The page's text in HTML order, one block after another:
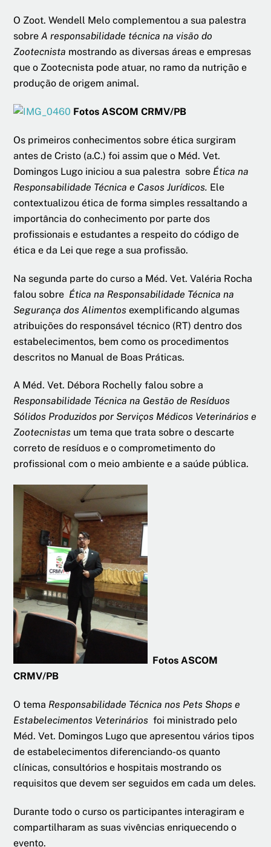
O Zoot. Wendell Melo complementou a sua palestra
sobreA responsabilidade técnica na visão do
Zootecnista mostrando as diversas áreas e empresas
que o Zootecnista pode atuar, no ramo da nutrição e
produção de origem animal.
Fotos ASCOM CRMV/PB
Os primeiros conhecimentos sobre ética surgiram
antes de Cristo (a.C.) foi assim que o Méd. Vet.
Domingos Lugo iniciou a sua palestra sobre Ética na
Responsabilidade Técnica e Casos Jurídicos. Ele
contextualizou ética de forma simples ressaltando a
importância do conhecimento por parte dos
profissionais e estudantes a respeito do código de
ética e da Lei que rege a sua profissão.
Na segunda parte do curso a Méd. Vet. Valéria Rocha
falou sobre Ética na Responsabilidade Técnica na
Segurança dos Alimentosexemplificando algumas
atribuições do responsável técnico (RT) dentro dos
estabelecimentos, bem como os procedimentos
descritos no Manual de Boas Práticas.
A Méd. Vet. Débora Rochelly falou sobre a
Responsabilidade Técnica na Gestão de Resíduos
Sólidos Produzidos por Serviços Médicos Veterinários e
Zootecnistas um tema que trata sobre o descarte
correto de resíduos e o comprometimento do
profissional com o meio ambiente e a saúde pública.
Fotos ASCOM
CRMV/PB
O tema Responsabilidade Técnica nos Pets Shops e
Estabelecimentos Veterinários foi ministrado pelo
Méd. Vet. Domingos Lugo que apresentou vários tipos
de estabelecimentos diferenciando-os quanto
clínicas, consultórios e hospitais mostrando os
requisitos que devem ser seguidos em cada um deles.
Durante todo o curso os participantes interagiram e
compartilharam as suas vivências enriquecendo o
evento.